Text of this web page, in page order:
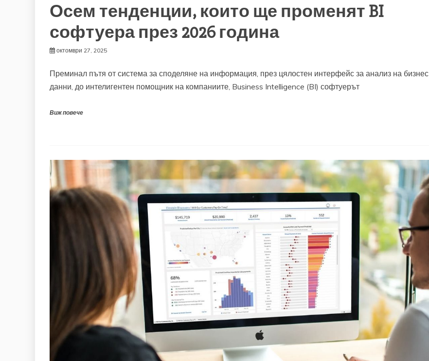
Осем тенденции, които ще променят BI
софтуера през 2026 година
октомври 27, 2025
Преминал пътя от система за споделяне на информация, през цялостен интерфейс за анализ на бизнес
данни, до интелигентен помощник на компаниите, Business Intelligence (BI) софтуерът
Виж повече